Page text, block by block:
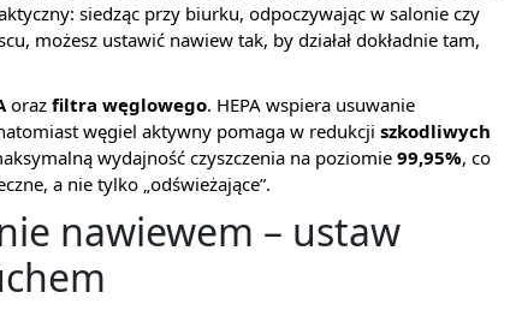
siedząc przy biurku, odpoczywając w salonie czy
możesz ustawić nawiew tak, by działał dokładnie tam,
oraz filtra węglowego. HEPA wspiera usuwanie
węgiel aktywny pomaga w redukcji szkodliwych
wydajność czyszczenia na poziomie 99,95%, co
a nie tylko „odświeżające”.
nawiewem – ustaw